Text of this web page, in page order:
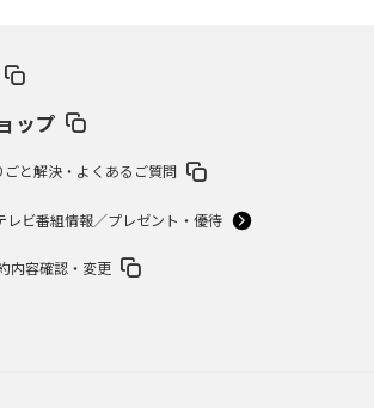
ップ
ごと解決・よくあるご質問
レビ番組情報／プレゼント・優待
内容確認・変更